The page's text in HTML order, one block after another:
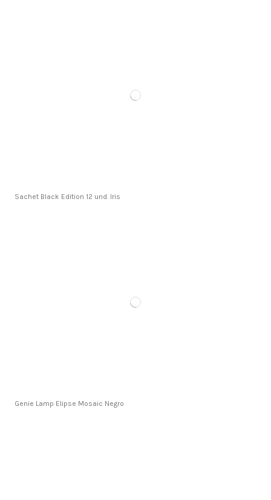
Sachet Black Edition 12 und. Iris
Genie Lamp Elipse Mosaic Negro